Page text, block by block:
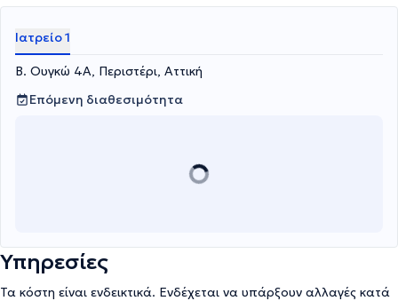
Ιατρείο 1
Β. Ουγκώ 4Α, Περιστέρι, Αττική
Επόμενη διαθεσιμότητα
Υπηρεσίες
Τα κόστη είναι ενδεικτικά. Ενδέχεται να υπάρξουν αλλαγές κατά